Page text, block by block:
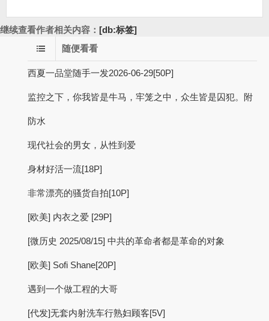
继续查看作者相关内容： [db:标签]
随便看看
西夏一品堂随手一发2026-06-29[50P]
监控之下，你我皆是牛马，牢笼之中，众生皆是囚犯。附
防水
现代社会的男女，从性到爱
身材好活一流[18P]
非常漂亮的骚货自拍[10P]
[欧美] 内衣之爱 [29P]
[微历史 2025/08/15] 中共的革命者都是革命的对象
[欧美] Sofi Shane[20P]
遇到一个做工程的大哥
[代发]无套内射洗车行熟妇顾客[5V]